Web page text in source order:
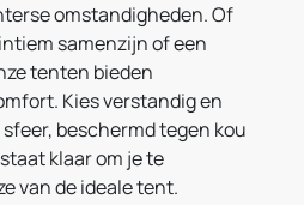
omstandigheden. Of
samenzijn of een
tenten bieden
Kies verstandig en
beschermd tegen kou
klaar om je te
van de ideale tent.